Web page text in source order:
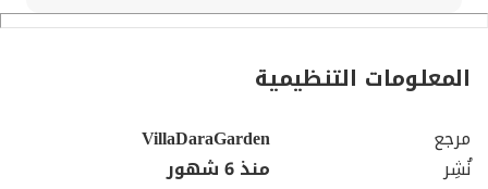
المعلومات التنظيمية
مرجع
VillaDaraGarden
نُشِر
منذ 6 شهور